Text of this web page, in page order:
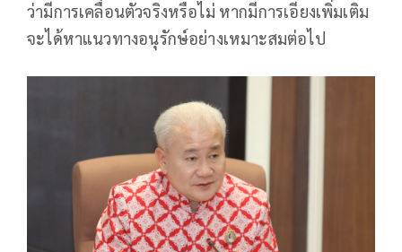
ว่ามีการเคลื่อนตัวจริงหรือไม่ หากมีการเอียงเพิ่มเติม
จะได้หาแนวทางอนุรักษ์อย่างเหมาะสมต่อไป